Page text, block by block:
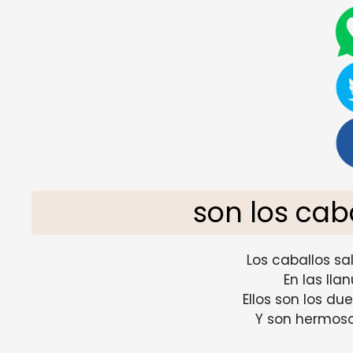
son los
Los caballos
En las
Ellos son los
Y son